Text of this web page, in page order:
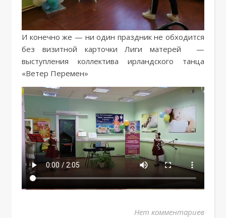
И конечно же — ни один праздник не обходится
без визитной карточки Лиги матерей —
выступления коллектива ирландского танца
«Ветер Перемен»
Нет комментариев